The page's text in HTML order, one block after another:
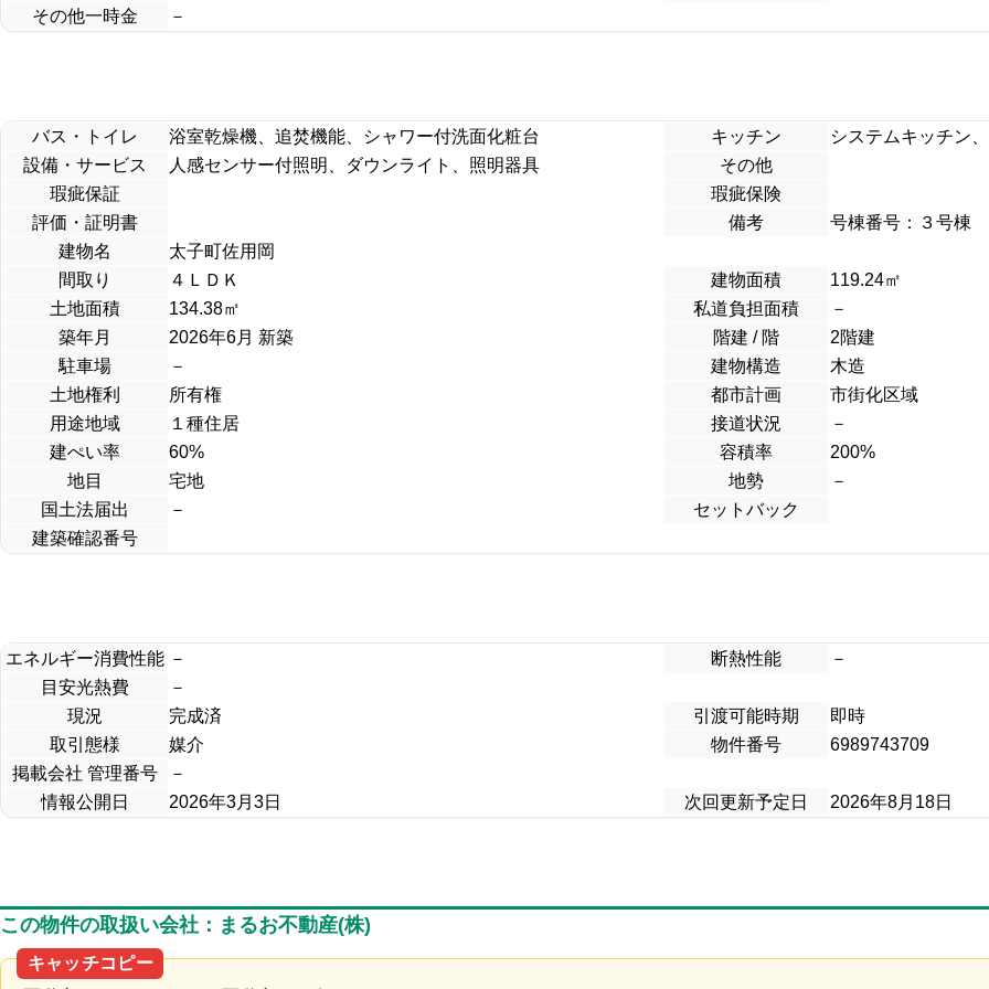
その他一時金 －
バス・トイレ 浴室乾燥機、追焚機能、シャワー付洗面化粧台 キッチン
システムキッチン
設備・サービス
人感センサー付照明、ダウンライト、照明器具
その他
瑕疵保証
瑕疵保険
評価・証明書
備考
号棟番号：３号棟
建物名
太子町佐用岡
間取り
４ＬＤＫ 建物面積 119.24㎡
土地面積
134.38㎡ 私道負担面積
－
築年月
2026年6月 新築 階建 / 階
2階建
駐車場
－ 建物構造
木造
土地権利
所有権 都市計画
市街化区域
用途地域
１種住居 接道状況
－
建ぺい率
60% 容積率
200%
地目
宅地 地勢
－
国土法届出
－
セットバック
建築確認番号
エネルギー消費性能 － 断熱性能
－
目安光熱費
－
現況
完成済 引渡可能時期
即時
取引態様
媒介 物件番号
6989743709
掲載会社 管理番号
－
情報公開日
2026年3月3日 次回更新予定日 2026年8月18日
この物件の取扱い会社：まるお不動産(株)
キャッチコピー